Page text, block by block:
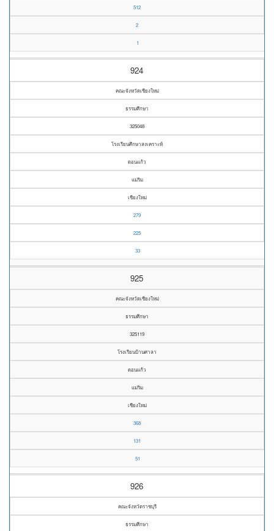
512
2
1
924
คณะจังหวัดเชียงใหม่
ธรรมศึกษา
325048
โรงเรียนศึกษาสงเคราะห์
ดอนแก้ว
แม่ริม
เชียงใหม่
279
225
33
925
คณะจังหวัดเชียงใหม่
ธรรมศึกษา
325119
โรงเรียนบ้านศาลา
ดอนแก้ว
แม่ริม
เชียงใหม่
368
131
51
926
คณะจังหวัดราชบุรี
ธรรมศึกษา